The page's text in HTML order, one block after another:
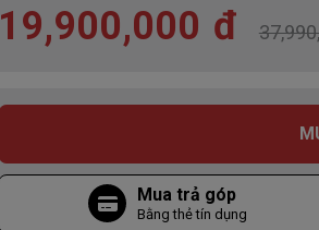
19,900,000 đ
Mua trả góp
Bằng thẻ tín dụng